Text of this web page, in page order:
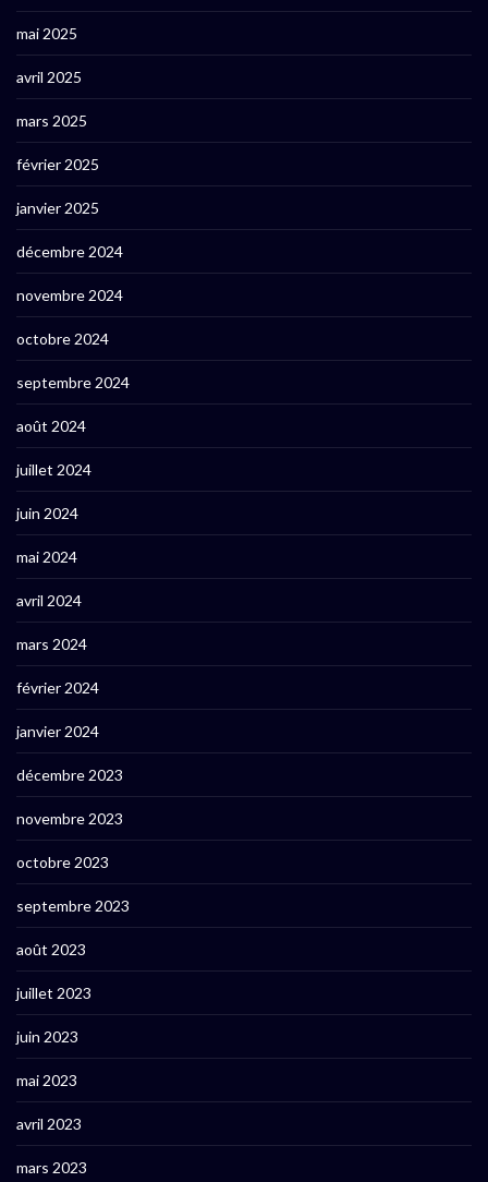
mai 2025
avril 2025
mars 2025
février 2025
janvier 2025
décembre 2024
novembre 2024
octobre 2024
septembre 2024
août 2024
juillet 2024
juin 2024
mai 2024
avril 2024
mars 2024
février 2024
janvier 2024
décembre 2023
novembre 2023
octobre 2023
septembre 2023
août 2023
juillet 2023
juin 2023
mai 2023
avril 2023
mars 2023